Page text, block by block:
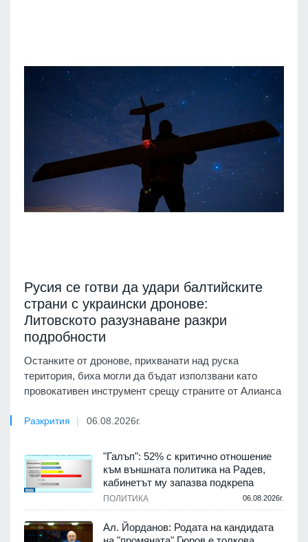
Русия се готви да удари балтийските
страни с украински дронове:
Литовското разузнаване разкри
подробности
Останките от дронове, прихванати над руска
територия, биха могли да бъдат използвани като
провокативен инструмент срещу страните от Алианса
Разкрития 06.08.2026г.
"Галъп": 52% с критично отношение
към външната политика на Радев,
кабинетът му запазва подкрепа
ПОЛИТИКА 06.08.2026г.
Ал. Йорданов: Родата на кандидата